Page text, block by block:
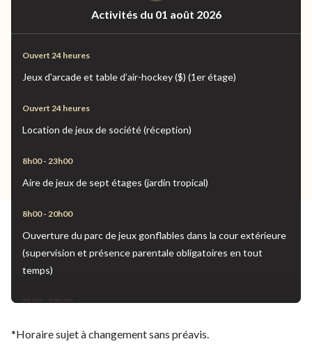
Activités du 01 août 2026
Ouvert 24 heures
Jeux d'arcade et table d’air-hockey ($) (1er étage)
Ouvert 24 heures
Location de jeux de société (réception)
8h00 - 23h00
Aire de jeux de sept étages (jardin tropical)
8h00 - 20h00
Ouverture du parc de jeux gonflables dans la cour extérieure
(supervision et présence parentale obligatoires en tout
temps)
8h00 - 23h00
(supervision et présence parentale obligatoires en tout
*Horaire sujet à changement sans préavis.